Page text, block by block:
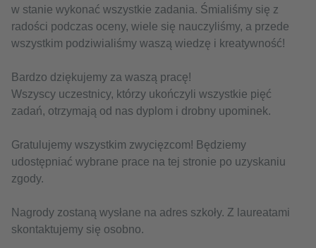
w stanie wykonać wszystkie zadania. Śmialiśmy się z
radości podczas oceny, wiele się nauczyliśmy, a przede
wszystkim podziwialiśmy waszą wiedzę i kreatywność!
Bardzo dziękujemy za waszą pracę!
Wszyscy uczestnicy, którzy ukończyli wszystkie pięć
zadań, otrzymają od nas dyplom i drobny upominek.
Gratulujemy wszystkim zwycięzcom! Będziemy
udostępniać wybrane prace na tej stronie po uzyskaniu
zgody.
Nagrody zostaną wysłane na adres szkoły. Z laureatami
skontaktujemy się osobno.